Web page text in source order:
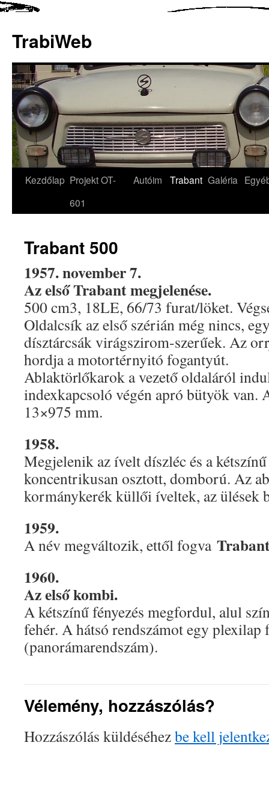
TrabiWeb
Kezdőlap Projekt OT-
601
Autóim Trabant Galéria
Trabant 500
1957. november 7.
Az első Trabant megjelenése.
500 cm3, 18LE, 66/73 furat/löket.
Oldalcsík az első szérián még nincs,
dísztárcsák virágszirom-szerűek. Az
hordja a motortérnyitó fogantyút.
Ablaktörlőkarok a vezető oldaláról
indexkapcsoló végén apró bütyök van.
13×975 mm.
1958.
Megjelenik az ívelt díszléc és a
koncentrikusan osztott, domború. Az
kormánykerék küllői íveltek, az ülések
1959.
A név megváltozik, ettől fogva
1960.
Az első kombi.
A kétszínű fényezés megfordul, alul
fehér. A hátsó rendszámot egy plexilap
(panorámarendszám).
Vélemény, hozzászólás?
Hozzászólás küldéséhezbe kell